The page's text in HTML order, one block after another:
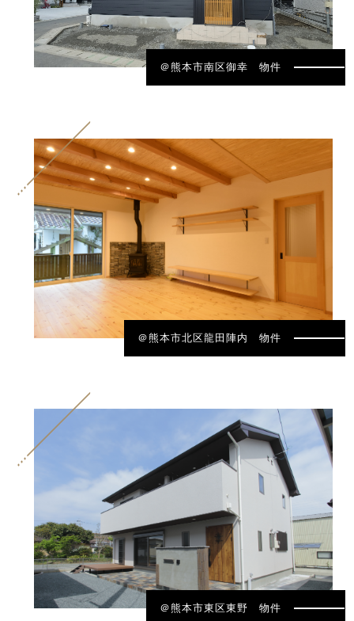
＠熊本市南区御幸 物件
＠熊本市北区龍田陣内 物件
＠熊本市東区東野 物件